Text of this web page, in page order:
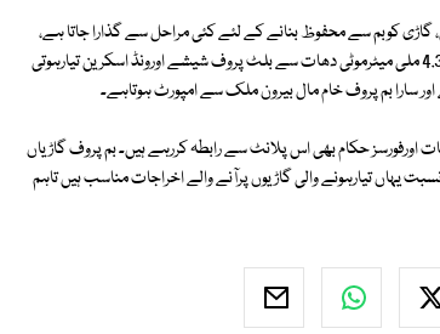
تیارہورہی ہیں، گاڑی کوبم سے محفوظ بنانے کے لئے کئی مراحل سے گذارا جاتا ہے،
گاڑی کے فلورپرخصوصی دھات کی 6.5 ملی میٹرموٹی شیٹ بچھائی جاتی ہے، 4.3 ملی میٹرموٹی دھات سے بلٹ پروف شیشے اورونڈ اسکرین تیارہوتی
بم پروف خام مال بیرون ملک سے امپورٹ ہوتاہے۔
حکام بھی اس پلانٹ سے رابطہ کررہے ہیں۔ بم پروف گاڑیاں
یہاں تیارہونے والی گاڑیوں پرآنے والے اخراجات مناسب ہیں تاہم